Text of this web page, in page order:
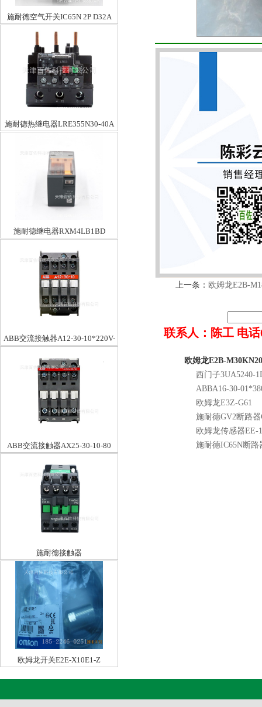
施耐德空气开关IC65N 2P D32A
施耐德热继电器LRE355N30-40A
施耐德继电器RXM4LB1BD
ABB交流接触器A12-30-10*220V-
230V50HZ/230-240V60HZ
ABB交流接触器AX25-30-10-80
施耐德接触器
LC1E2510F5N25A110V
欧姆龙开关E2E-X10E1-Z
上一条： 欧姆龙E2B-
联系人：陈工 电话
欧姆龙E2B-
西门子3UA5240-
ABBA16-30-
欧姆龙E3Z-G61
施耐德GV2断路器
欧姆龙传感器EE-
施耐德IC65N断路